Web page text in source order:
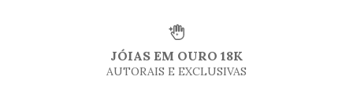
JÓIAS EM OURO 18K
AUTORAIS E EXCLUSIVAS